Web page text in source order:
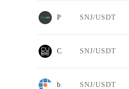
SNJ/USDT
SNJ/USDT
bitFlyer SNJ/USDT